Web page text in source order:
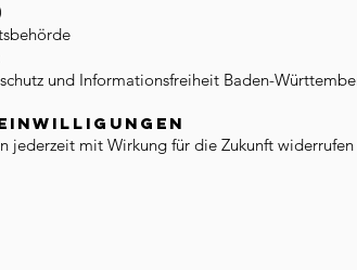
und Informationsfreiheit Baden-
jederzeit mit Wirkung für die Zukunft widerrufen